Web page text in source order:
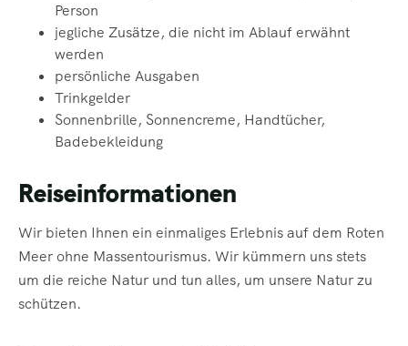
Person
jegliche Zusätze, die nicht im Ablauf erwähnt
werden
persönliche Ausgaben
Trinkgelder
Sonnenbrille, Sonnencreme, Handtücher,
Badebekleidung
Reiseinformationen
Wir bieten Ihnen ein einmaliges Erlebnis auf dem Roten
Meer ohne Massentourismus. Wir kümmern uns stets
um die reiche Natur und tun alles, um unsere Natur zu
schützen.